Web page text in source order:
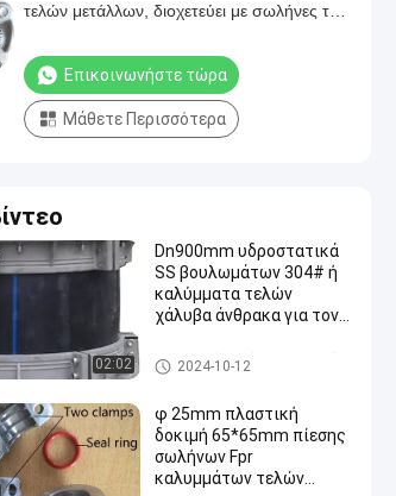
τελών μετάλλων, διοχετεύει με σωλήνες την
εξοπλισμού
Επικοινωνήστε τώρα
Μάθετε Περισσότερα
02:02
Dn900mm υδροστατικά
SS βουλωμάτων 304# ή
καλύμματα τελών
χάλυβα άνθρακα για τον
Sealling
Πλαστικά καλύμματα τελών
σωλήνων
2024-10-12
φ 25mm πλαστική
δοκιμή 65*65mm πίεσης
σωλήνων Fpr
καλυμμάτων τελών